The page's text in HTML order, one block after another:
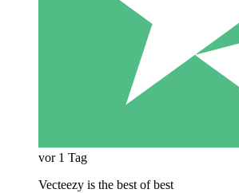
vor 1 Tag
Vecteezy is the best of best